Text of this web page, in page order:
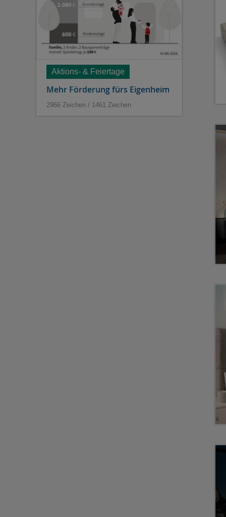
Aktions- & Feiertage
Mehr Förderung fürs Eigenheim
2966 Zeichen / 1461 Zeichen